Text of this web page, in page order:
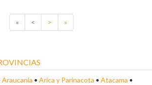
« < > »
Araucanía • Arica y Parinacota • Atacama •